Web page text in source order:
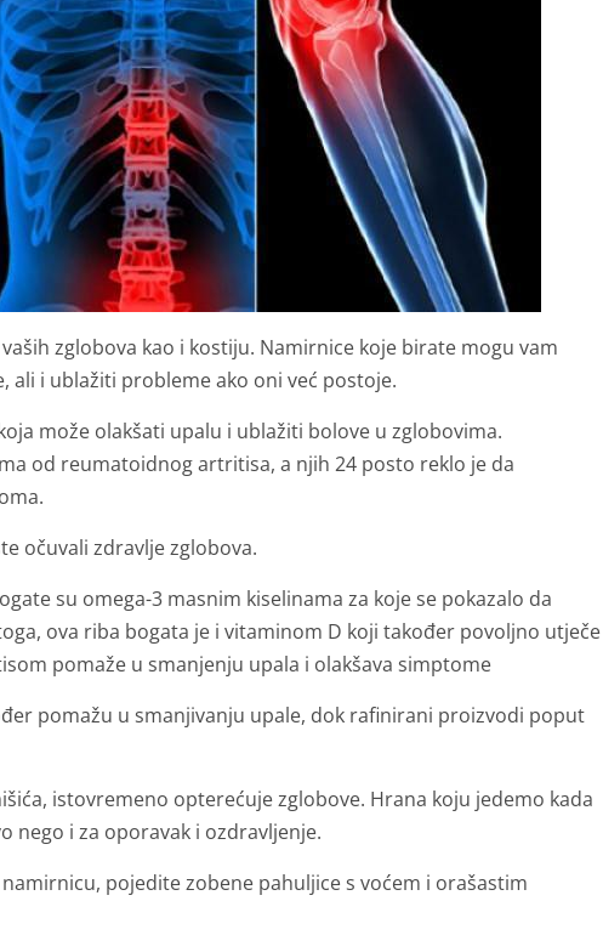
zglobova kao i kostiju. Namirnice koje birate mogu vam
i ublažiti probleme ako oni već postoje.
može olakšati upalu i ublažiti bolove u zglobovima.
od reumatoidnog artritisa, a njih 24 posto reklo je da
očuvali zdravlje zglobova.
su omega-3 masnim kiselinama za koje se pokazalo da
ova riba bogata je i vitaminom D koji također povoljno utječe
pomaže u smanjenju upala i olakšava simptome
pomažu u smanjivanju upale, dok rafinirani proizvodi poput
istovremeno opterećuje zglobove. Hrana koju jedemo kada
nego i za oporavak i ozdravljenje.
pojedite zobene pahuljice s voćem i orašastim